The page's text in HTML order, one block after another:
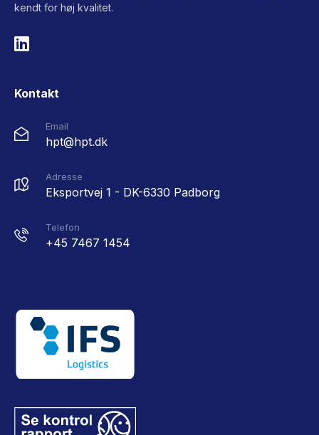
kendt for høj kvalitet.
Kontakt
Email
hpt@hpt.dk
Adresse
Eksportvej 1 - DK-6330 Padborg
Telefon
+45 7467 1454